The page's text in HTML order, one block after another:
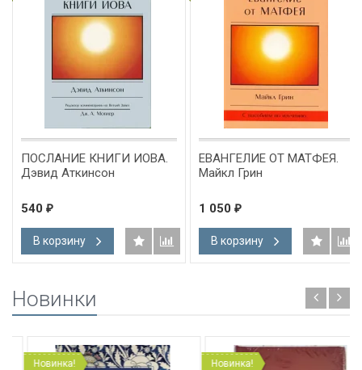
ПОСЛАНИЕ КНИГИ ИОВА.
Дэвид Аткинсон
540 ₽
В корзину
ЕВАНГЕЛИЕ ОТ МАТФЕЯ.
Майкл Грин
1 050 ₽
В корзину
Новинки
Новинка! Новинка!